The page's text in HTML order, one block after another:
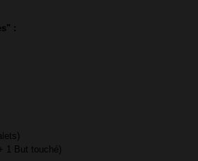
:
1 But touché)